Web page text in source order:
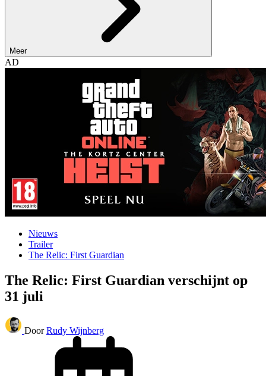
Meer
AD
Nieuws
Trailer
The Relic: First Guardian
The Relic: First Guardian verschijnt op
31 juli
Door Rudy Wijnberg